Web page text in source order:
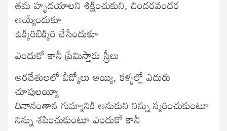
తమ హృదయాలని శిక్షించుకుని, చిందరవందర
అయ్యేందుకూ
ఉక్కిరిబిక్కిరి చేసేందుకూ
ఎందుకో కానీ ప్రేమిస్తారు స్త్రీలు
అరచేతులలో వీడ్కోలు అయ్యి, కళ్ళల్లో ఎదురు
చూపులయ్యీ
దినానంతాన గుమ్మానికి అనుకుని నిన్ను స్మరించుకుంటూ
నిన్ను శపించుకుంటూ ఎందుకో కానీ